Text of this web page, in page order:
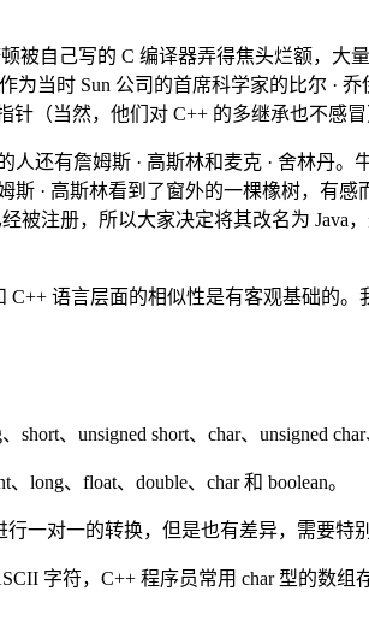
被自己写的 C 编译器弄得焦头烂额，大
当时 Sun 公司的首席科学家的比尔 ·
（当然，他们对 C++ 的多继承也不感
人还有詹姆斯 · 高斯林和麦克 · 舍林丹
· 高斯林看到了窗外的一棵橡树，有
被注册，所以大家决定将其改名为 Java
语言层面的相似性是有客观基础的
、unsigned short、char、unsigned char
long、float、double、char 和 boolean。
一对一的转换，但是也有差异，需要特别
字符，C++ 程序员常用 char 型的数组